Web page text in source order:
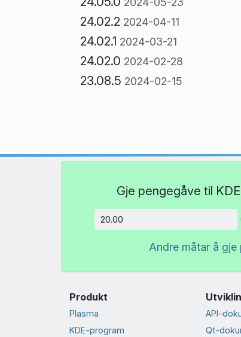
24.02.2 2024-04-11
24.02.1 2024-03-21
24.02.0 2024-02-28
23.08.5 2024-02-15
Gje pengegåve til KDE
Andre måtar å gje
Produkt
Plasma
KDE-program
API-
Qt-